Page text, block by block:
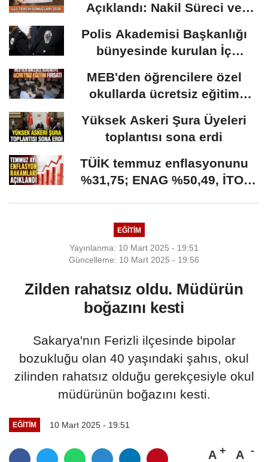
Açıklandı: Nakil Süreci ve
Polis Akademisi Başkanlığı
bünyesinde kurulan İç
MEB'den öğrencilere özel
okullarda ücretsiz eğitim
fırsatı: Başvurular...
Yüksek Askeri Şura Üyeleri
toplantısı sona erdi
TÜİK temmuz enflasyonunu
%31,75; ENAG %50,49, İTO;
EĞİTİM
Yayınlanma: 10 Mart 2025 - 19:51
Güncelleme: 10 Mart 2025 - 19:56
Zilden rahatsız oldu. Müdürün
boğazını kesti
Sakarya'nın Ferizli ilçesinde bipolar
bozukluğu olan 40 yaşındaki şahıs, okul
zilinden rahatsız olduğu gerekçesiyle okul
müdürünün boğazını kesti.
EĞİTİM 10 Mart 2025 - 19:51
A A